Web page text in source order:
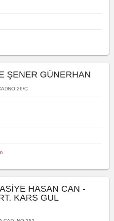
ŞENER GÜNERHAN
C
HASAN CAN -
KARS GUL